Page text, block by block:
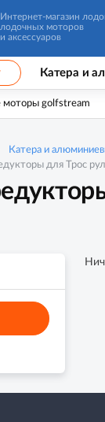
Интернет-магазин
лодочных моторов
и аксессуаров
Катера и
моторы golfstream
Катера и
для Трос